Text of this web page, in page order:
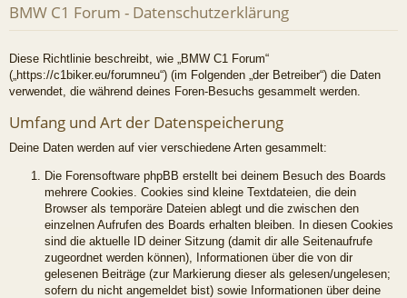
ug
riff n n
h
BMW C1 Forum - Datenschutzerklärung
Diese Richtlinie beschreibt, wie „BMW C1 Forum“
(„https://c1biker.eu/forumneu“) (im Folgenden „der Betreiber“) die Daten
verwendet, die während deines Foren-Besuchs gesammelt werden.
Umfang und Art der Datenspeicherung
Deine Daten werden auf vier verschiedene Arten gesammelt:
Die Forensoftware phpBB erstellt bei deinem Besuch des Boards
mehrere Cookies. Cookies sind kleine Textdateien, die dein
Browser als temporäre Dateien ablegt und die zwischen den
einzelnen Aufrufen des Boards erhalten bleiben. In diesen Cookies
sind die aktuelle ID deiner Sitzung (damit dir alle Seitenaufrufe
zugeordnet werden können), Informationen über die von dir
gelesenen Beiträge (zur Markierung dieser als gelesen/ungelesen;
sofern du nicht angemeldet bist) sowie Informationen über deine